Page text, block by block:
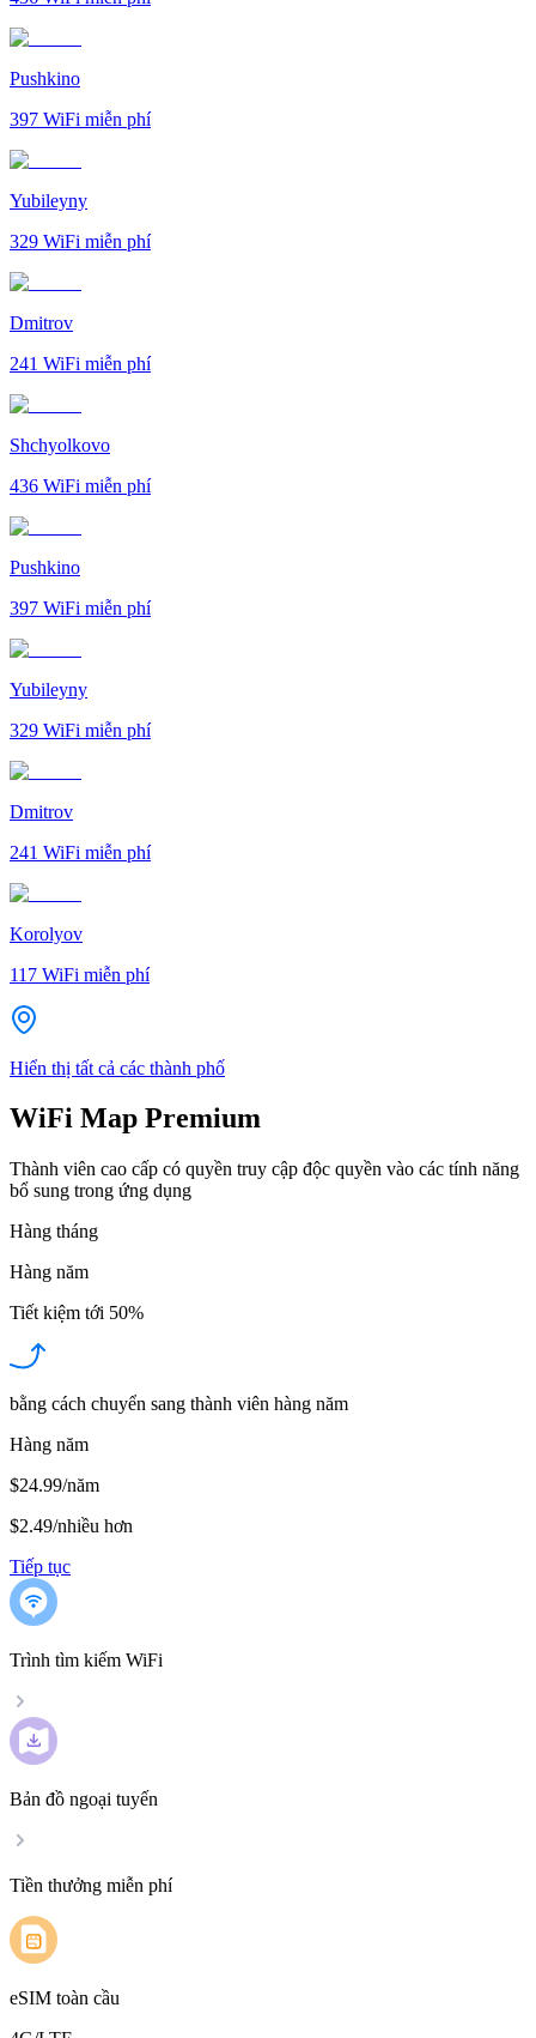
Pushkino
397 WiFi miễn phí
Yubileyny
329 WiFi miễn phí
Dmitrov
241 WiFi miễn phí
Shchyolkovo
436 WiFi miễn phí
Pushkino
397 WiFi miễn phí
Yubileyny
329 WiFi miễn phí
Dmitrov
241 WiFi miễn phí
Korolyov
117 WiFi miễn phí
Hiển thị tất cả các thành phố
WiFi Map Premium
Thành viên cao cấp có quyền truy cập độc quyền vào các tính năng
bổ sung trong ứng dụng
Hàng tháng
Hàng năm
Tiết kiệm tới 50%
bằng cách chuyển sang thành viên hàng năm
Hàng năm
$24.99/năm
$2.49/nhiều hơn
Tiếp tục
Trình tìm kiếm WiFi
Bản đồ ngoại tuyến
Tiền thưởng miễn phí
eSIM toàn cầu